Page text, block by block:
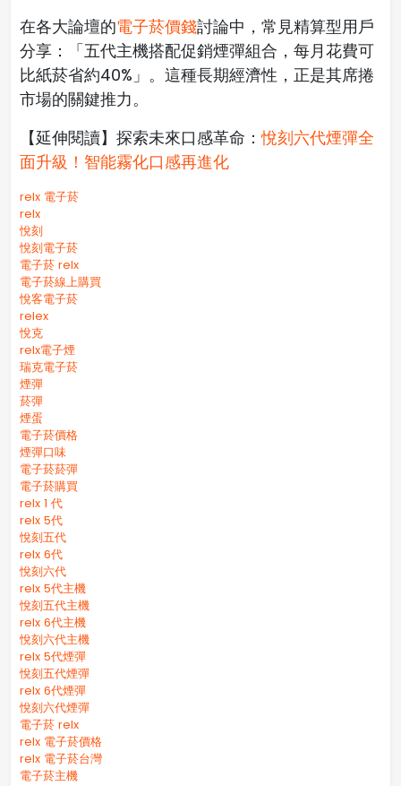
在各大論壇的電子菸價錢討論中，常見精算型用戶
分享：「五代主機搭配促銷煙彈組合，每月花費可
比紙菸省約40%」。這種長期經濟性，正是其席捲
市場的關鍵推力。
【延伸閱讀】探索未來口感革命：悅刻六代煙彈全
面升級！智能霧化口感再進化
relx 電子菸
relx
悅刻
悅刻電子菸
電子菸 relx
電子菸線上購買
悅客電子菸
relex
悅克
relx電子煙
瑞克電子菸
煙彈
菸彈
煙蛋
電子菸價格
煙彈口味
電子菸菸彈
電子菸購買
relx 1 代
relx 5代
悅刻五代
relx 6代
悅刻六代
relx 5代主機
悅刻五代主機
relx 6代主機
悅刻六代主機
relx 5代煙彈
悅刻五代煙彈
relx 6代煙彈
悅刻六代煙彈
電子菸 relx
relx 電子菸價格
relx 電子菸台灣
電子菸主機